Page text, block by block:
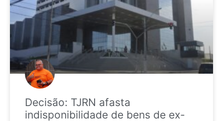
Decisão: TJRN afasta
indisponibilidade de bens de ex-